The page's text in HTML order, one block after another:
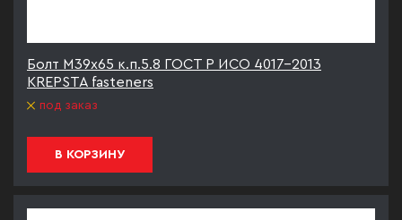
Болт М39х65 к.п.5.8 ГОСТ Р ИСО 4017-2013
KREPSTA fasteners
под заказ
В КОРЗИНУ